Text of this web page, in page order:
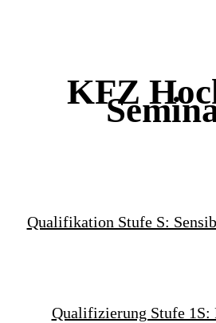
KFZ
Qualifikation Stufe S:
Qualifizierung Stufe 1S: